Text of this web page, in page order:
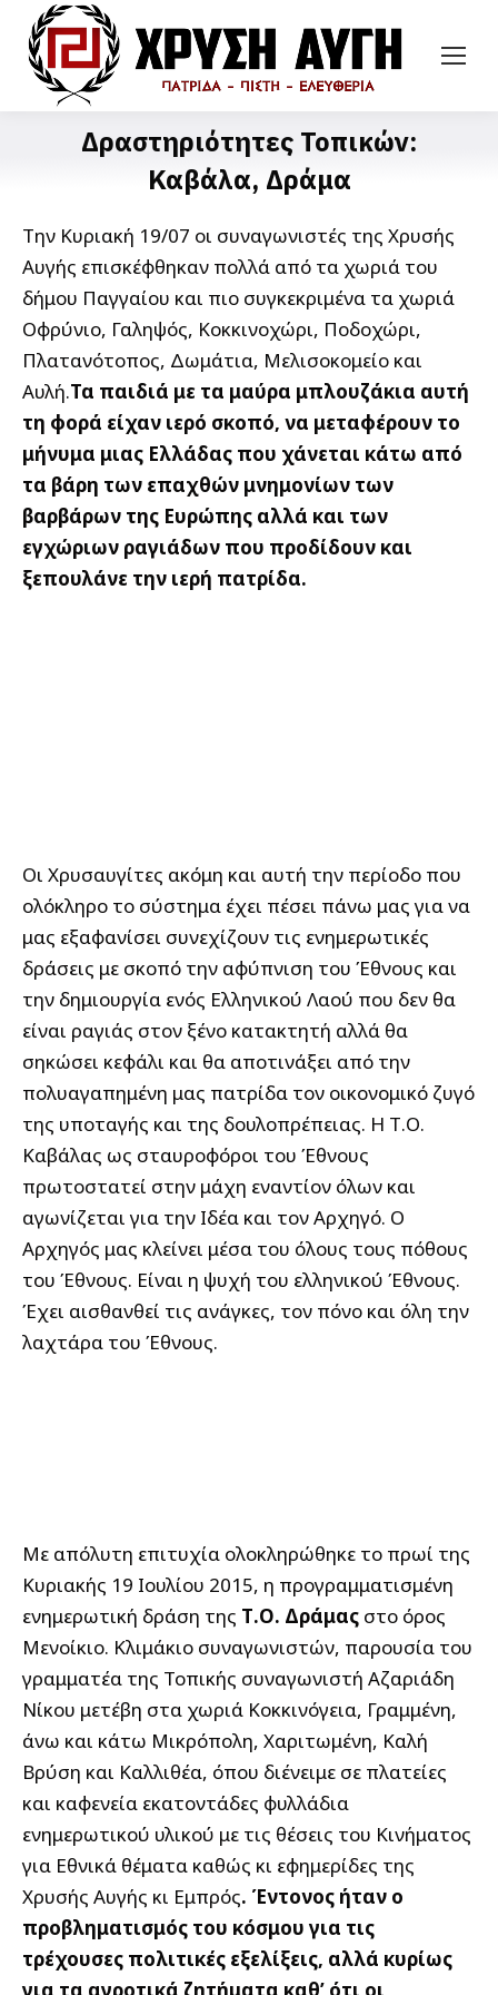
Δραστηριότητες Τοπικών:
Καβάλα, Δράμα
Την Κυριακή 19/07 οι συναγωνιστές της Χρυσής
Αυγής επισκέφθηκαν πολλά από τα χωριά του
δήμου Παγγαίου και πιο συγκεκριμένα τα χωριά
Οφρύνιο, Γαληψός, Κοκκινοχώρι, Ποδοχώρι,
Πλατανότοπος, Δωμάτια, Μελισοκομείο και
Αυλή.Τα παιδιά με τα μαύρα μπλουζάκια αυτή
τη φορά είχαν ιερό σκοπό, να μεταφέρουν το
μήνυμα μιας Ελλάδας που χάνεται κάτω από
τα βάρη των επαχθών μνημονίων των
βαρβάρων της Ευρώπης αλλά και των
εγχώριων ραγιάδων που προδίδουν και
ξεπουλάνε την ιερή πατρίδα.
Οι Χρυσαυγίτες ακόμη και αυτή την περίοδο που
ολόκληρο το σύστημα έχει πέσει πάνω μας για να
μας εξαφανίσει συνεχίζουν τις ενημερωτικές
δράσεις με σκοπό την αφύπνιση του Έθνους και
την δημιουργία ενός Ελληνικού Λαού που δεν θα
είναι ραγιάς στον ξένο κατακτητή αλλά θα
σηκώσει κεφάλι και θα αποτινάξει από την
πολυαγαπημένη μας πατρίδα τον οικονομικό ζυγό
της υποταγής και της δουλοπρέπειας. Η Τ.Ο.
Καβάλας ως σταυροφόροι του Έθνους
πρωτοστατεί στην μάχη εναντίον όλων και
αγωνίζεται για την Ιδέα και τον Αρχηγό. Ο
Αρχηγός μας κλείνει μέσα του όλους τους πόθους
του Έθνους. Είναι η ψυχή του ελληνικού Έθνους.
Έχει αισθανθεί τις ανάγκες, τον πόνο και όλη την
λαχτάρα του Έθνους.
Με απόλυτη επιτυχία ολοκληρώθηκε το πρωί της
Κυριακής 19 Ιουλίου 2015, η προγραμματισμένη
ενημερωτική δράση της Τ.Ο. Δράμας στο όρος
Μενοίκιο. Κλιμάκιο συναγωνιστών, παρουσία του
γραμματέα της Τοπικής συναγωνιστή Αζαριάδη
Νίκου μετέβη στα χωριά Κοκκινόγεια, Γραμμένη,
άνω και κάτω Μικρόπολη, Χαριτωμένη, Καλή
Βρύση και Καλλιθέα, όπου διένειμε σε πλατείες
και καφενεία εκατοντάδες φυλλάδια
ενημερωτικού υλικού με τις θέσεις του Κινήματος
για Εθνικά θέματα καθώς κι εφημερίδες της
Χρυσής Αυγής κι Εμπρός. Έντονος ήταν ο
προβληματισμός του κόσμου για τις
τρέχουσες πολιτικές εξελίξεις, αλλά κυρίως